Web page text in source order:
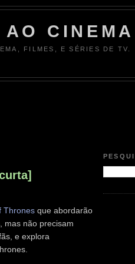
CINEMA
FILMES, E SÉRIES DE TV.
Thrones que abordarão
mas não precisam
e explora